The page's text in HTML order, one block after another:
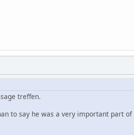
treffen.
to say he was a very important part